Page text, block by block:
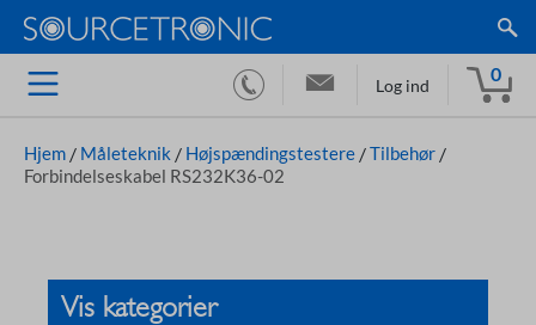
Log ind
0
Hjem / Måleteknik / Højspændingstestere /Tilbehør /
Forbindelseskabel RS232K36-02
Vis kategorier